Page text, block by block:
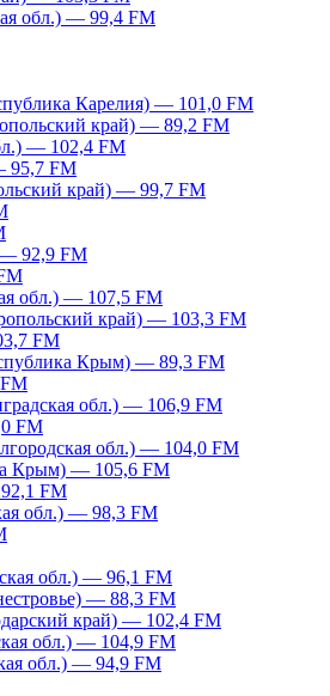
обл.) — 99,4 FM
Карелия) — 101,0 FM
край) — 89,2 FM
— 102,4 FM
95,7 FM
край) — 99,7 FM
— 92,9 FM
обл.) — 107,5 FM
край) — 103,3 FM
FM
Крым) — 89,3 FM
обл.) — 106,9 FM
FM
обл.) — 104,0 FM
Крым) — 105,6 FM
FM
обл.) — 98,3 FM
обл.) — 96,1 FM
— 88,3 FM
край) — 102,4 FM
обл.) — 104,9 FM
обл.) — 94,9 FM